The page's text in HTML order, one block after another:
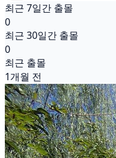
최근 7일간 출몰
0
최근 30일간 출몰
0
최근 출몰
1개월 전